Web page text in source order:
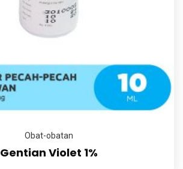
Obat-obatan
Gentian Violet 1%